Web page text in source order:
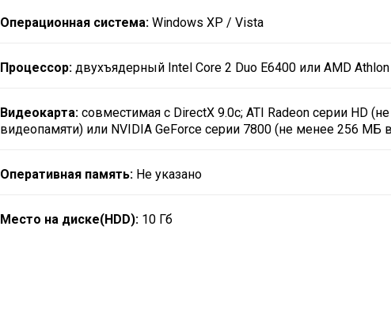
Операционная система: Windows XP / Vista
Процессор: двухъядерный Intel Core 2 Duo E6400 или AMD
Видеокарта: совместимая с DirectX 9.0c; ATI Radeon серии HD
видеопамяти) или NVIDIA GeForce серии 7800 (не менее 256 МБ
Оперативная память: Не указано
Место на диске(HDD): 10 Гб